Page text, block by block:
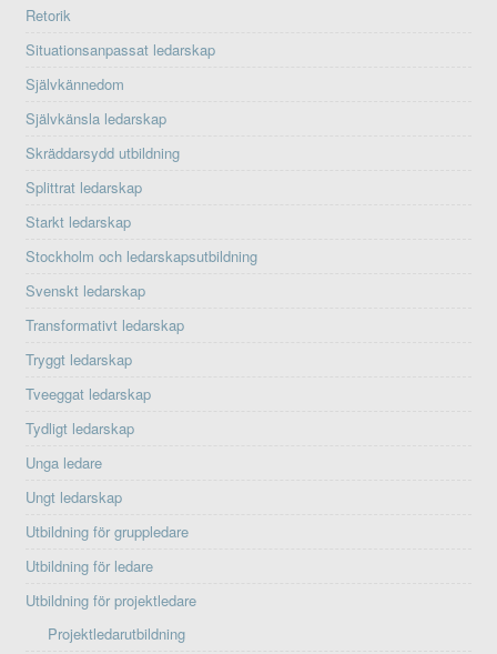
Retorik
Situationsanpassat ledarskap
Självkännedom
Självkänsla ledarskap
Skräddarsydd utbildning
Splittrat ledarskap
Starkt ledarskap
Stockholm och ledarskapsutbildning
Svenskt ledarskap
Transformativt ledarskap
Tryggt ledarskap
Tveeggat ledarskap
Tydligt ledarskap
Unga ledare
Ungt ledarskap
Utbildning för gruppledare
Utbildning för ledare
Utbildning för projektledare
Projektledarutbildning